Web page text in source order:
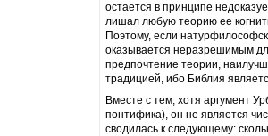
остается в принципе
лишал любую теорию ее
Поэтому, если
оказывается неразрешимым
предпочтение теории,
традицией, ибо Библия
Вместе с тем, хотя аргумент
понтифика), он не является
сводилась к следующему: